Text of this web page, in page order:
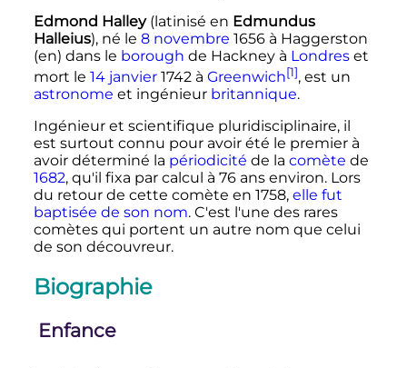
Edmond Halley(latinisé en Edmundus
Halleius), né le 8 novembre 1656à Haggerston
(en) dans le borough de Hackney à Londreset
mort le 14 janvier1742à Greenwich[1], est un
astronome et ingénieur britannique.
Ingénieur et scientifique pluridisciplinaire, il
est surtout connu pour avoir été le premier à
avoir déterminé la périodicité de la comète de
1682, qu'il fixa par calcul à 76 ans environ. Lors
du retour de cette comète en 1758, elle fut
baptisée de son nom. C'est l'une des rares
comètes qui portent un autre nom que celui
de son découvreur.
Biographie
Enfance